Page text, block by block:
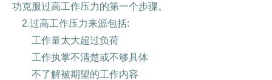
功克服过高工作压力的第一个步骤。
2.过高工作压力来源包括:
工作量太大超过负荷
工作执掌不清楚或不够具体
不了解被期望的工作内容